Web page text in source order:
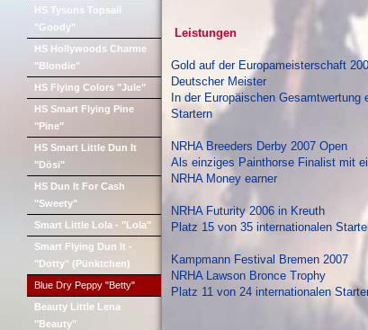
HS Tysons Topsail
"Goody"
HS Hollywoods Charme
"Blondie"
HS Flying Colors "Jule"
HS Smart Flying Pine
"Pine"
HS Smart Little Dun It
"Dösi"
HS Dun It For Cash
"Sweety"
Smart Little Lola - "Lola"
Smart Flying Dun It -
"Dotty" (Pünktchen)
Blue Dry Peppy "Betty"
Beauty Little Lena
"Beauty"
Leistungen
Gold auf der Europameisterschaft
Deutscher Meister
In der Europäischen
Startern
NRHA Breeders Derby 2007 Open
Als einziges Painthorse Finalist mit
NRHA Money earner
NRHA Futurity 2006 in Kreuth
Platz 15 von 35 internationalen
Kampmann Festival Bremen 2007
NRHA Lawson Bronce Trophy
Platz 11 von 24 internationalen